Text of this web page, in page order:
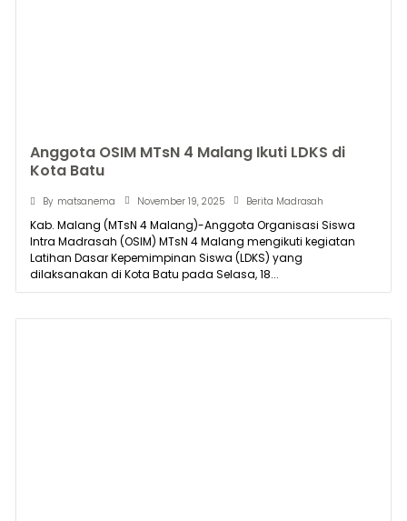
Anggota OSIM MTsN 4 Malang Ikuti LDKS di
Kota Batu
By matsanema November 19, 2025 Berita Madrasah
Kab. Malang (MTsN 4 Malang)-Anggota Organisasi Siswa
Intra Madrasah (OSIM) MTsN 4 Malang mengikuti kegiatan
Latihan Dasar Kepemimpinan Siswa (LDKS) yang
dilaksanakan di Kota Batu pada Selasa, 18...